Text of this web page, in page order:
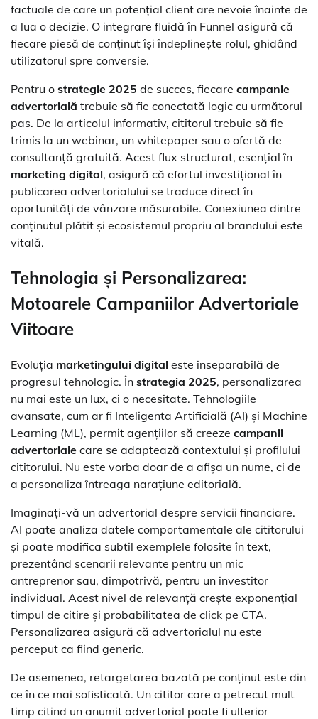
factuale de care un potențial client are nevoie înainte de
a lua o decizie. O integrare fluidă în Funnel asigură că
fiecare piesă de conținut își îndeplinește rolul, ghidând
utilizatorul spre conversie.
Pentru o strategie 2025 de succes, fiecare campanie
advertorială trebuie să fie conectată logic cu următorul
pas. De la articolul informativ, cititorul trebuie să fie
trimis la un webinar, un whitepaper sau o ofertă de
consultanță gratuită. Acest flux structurat, esențial în
marketing digital, asigură că efortul investițional în
publicarea advertorialului se traduce direct în
oportunități de vânzare măsurabile. Conexiunea dintre
conținutul plătit și ecosistemul propriu al brandului este
vitală.
Tehnologia și Personalizarea:
Motoarele Campaniilor Advertoriale
Viitoare
Evoluția marketingului digital este inseparabilă de
progresul tehnologic. În strategia 2025, personalizarea
nu mai este un lux, ci o necesitate. Tehnologiile
avansate, cum ar fi Inteligenta Artificială (AI) și Machine
Learning (ML), permit agențiilor să creeze campanii
advertoriale care se adaptează contextului și profilului
cititorului. Nu este vorba doar de a afișa un nume, ci de
a personaliza întreaga narațiune editorială.
Imaginați-vă un advertorial despre servicii financiare.
AI poate analiza datele comportamentale ale cititorului
și poate modifica subtil exemplele folosite în text,
prezentând scenarii relevante pentru un mic
antreprenor sau, dimpotrivă, pentru un investitor
individual. Acest nivel de relevanță crește exponențial
timpul de citire și probabilitatea de click pe CTA.
Personalizarea asigură că advertorialul nu este
perceput ca fiind generic.
De asemenea, retargetarea bazată pe conținut este din
ce în ce mai sofisticată. Un cititor care a petrecut mult
timp citind un anumit advertorial poate fi ulterior